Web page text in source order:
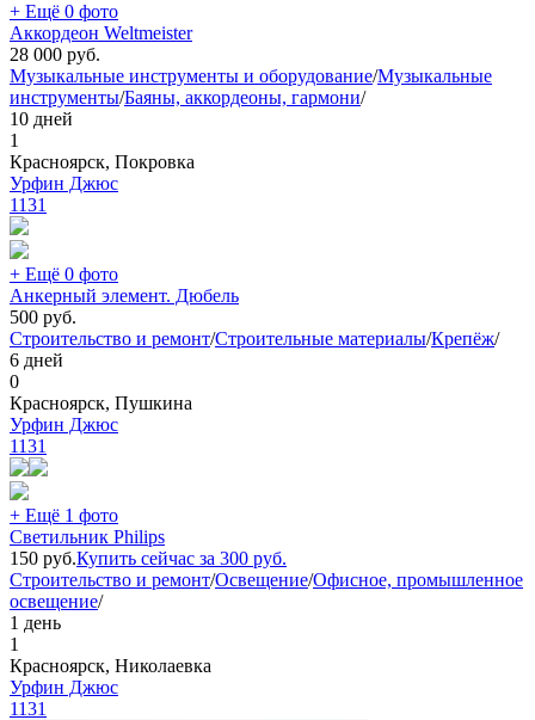
+ Ещё 0 фото
Аккордеон Weltmeister
28 000 руб.
Музыкальные инструменты и оборудование/Музыкальные
инструменты/Баяны, аккордеоны, гармони/
10 дней
1
Красноярск, Покровка
Урфин Джюс
1131
+ Ещё 0 фото
Анкерный элемент. Дюбель
500 руб.
Строительство и ремонт/Строительные материалы/Крепёж/
6 дней
0
Красноярск, Пушкина
Урфин Джюс
1131
+ Ещё 1 фото
Светильник Philips
150 руб.Купить сейчас за 300 руб.
Строительство и ремонт/Освещение/Офисное, промышленное
освещение/
1 день
1
Красноярск, Николаевка
Урфин Джюс
1131